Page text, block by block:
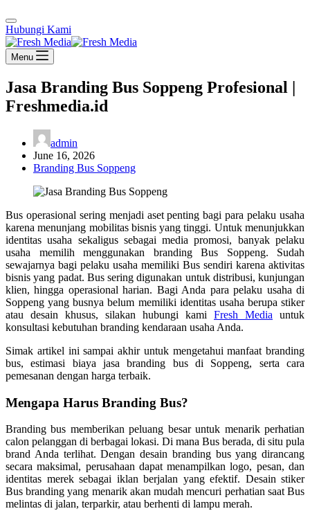
Hubungi Kami
Menu
Jasa Branding Bus Soppeng Profesional |
Freshmedia.id
admin
June 16, 2026
Branding Bus Soppeng
Bus operasional sering menjadi aset penting bagi para pelaku usaha
karena menunjang mobilitas bisnis yang tinggi. Untuk menunjukkan
identitas usaha sekaligus sebagai media promosi, banyak pelaku
usaha memilih menggunakan branding Bus Soppeng. Sudah
sewajarnya bagi pelaku usaha memiliki Bus sendiri karena aktivitas
bisnis yang padat. Bus sering digunakan untuk distribusi, kunjungan
klien, hingga operasional harian. Bagi Anda para pelaku usaha di
Soppengyang busnya belum memiliki identitas usaha berupa stiker
atau desain khusus, silakan hubungi kami Fresh Media untuk
konsultasi kebutuhan branding kendaraan usaha Anda.
Simak artikel ini sampai akhir untuk mengetahui manfaat branding
bus, estimasi biaya jasa branding bus di Soppeng, serta cara
pemesanan dengan harga terbaik.
Mengapa Harus Branding Bus?
Branding bus memberikan peluang besar untuk menarik perhatian
calon pelanggan di berbagai lokasi. Di mana Bus berada, di situ pula
brand Anda terlihat. Dengan desain branding bus yang dirancang
secara maksimal, perusahaan dapat menampilkan logo, pesan, dan
identitas merek sebagai iklan berjalan yang efektif. Desain stiker
Bus branding yang menarik akan mudah mencuri perhatian saat Bus
melintas di jalan, terparkir, atau berhenti di lampu merah.